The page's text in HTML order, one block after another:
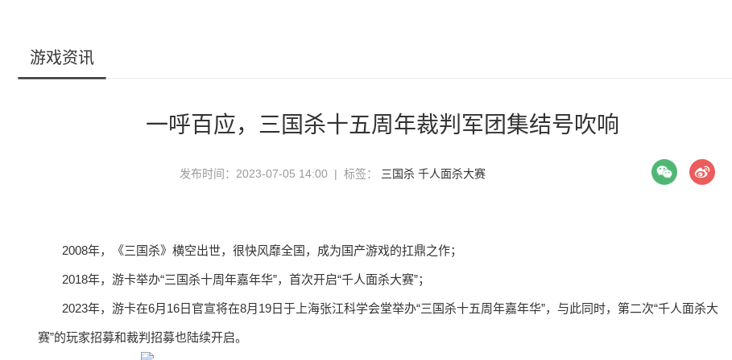
游戏资讯
一呼百应，三国杀十五周年裁判军团集结号吹响
发布时间：2023-07-05 14:00 | 标签： 三国杀 千人面杀大赛
2008年，《三国杀》横空出世，很快风靡全国，成为国产游戏的扛鼎之作；
2018年，游卡举办“三国杀十周年嘉年华”，首次开启“千人面杀大赛”；
2023年，游卡在6月16日官宣将在8月19日于上海张江科学会堂举办“三国杀十五周年嘉年华”，与此同时，第二次“千人面杀大
赛”的玩家招募和裁判招募也陆续开启。